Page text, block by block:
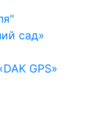
сад»
GPS»